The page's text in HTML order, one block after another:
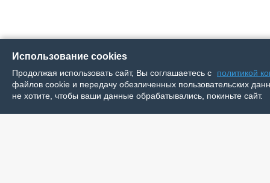
Использование cookies
Продолжая использовать сайт, Вы соглашаетесь с
политикой
файлов cookie и передачу обезличенных пользовательских
не хотите, чтобы ваши данные обрабатывались, покиньте сайт.